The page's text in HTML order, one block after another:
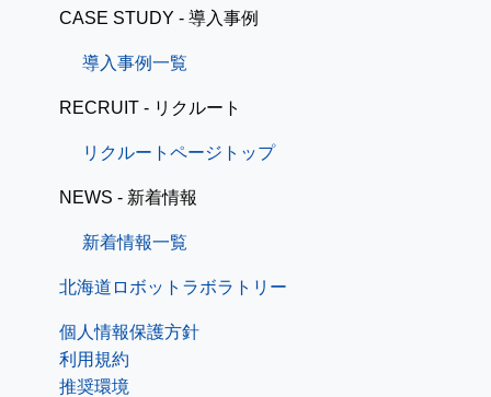
CASE STUDY - 導入事例
導入事例一覧
RECRUIT - リクルート
リクルートページトップ
NEWS - 新着情報
新着情報一覧
北海道ロボットラボラトリー
個人情報保護方針
利用規約
推奨環境